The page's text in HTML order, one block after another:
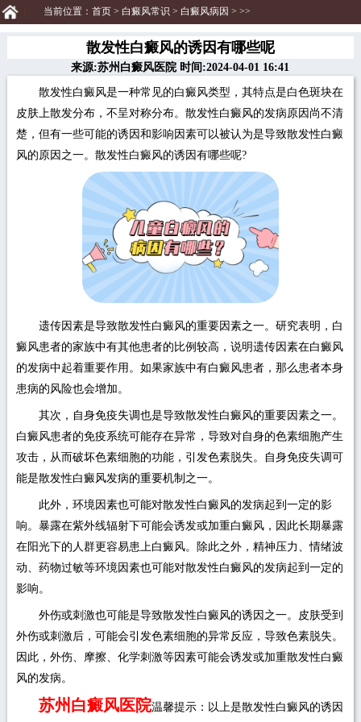
当前位置： 首页> 白癜风常识 > 白癜风病因 > >>
散发性白癜风的诱因有哪些呢
来源:苏州白癜风医院 时间:2024-04-01 16:41
散发性白癜风是一种常见的白癜风类型，其特点是白色斑块在
皮肤上散发分布，不呈对称分布。散发性白癜风的发病原因尚不清
楚，但有一些可能的诱因和影响因素可以被认为是导致散发性白癜
风的原因之一。散发性白癜风的诱因有哪些呢?
遗传因素是导致散发性白癜风的重要因素之一。研究表明，白
癜风患者的家族中有其他患者的比例较高，说明遗传因素在白癜风
的发病中起着重要作用。如果家族中有白癜风患者，那么患者本身
患病的风险也会增加。
其次，自身免疫失调也是导致散发性白癜风的重要因素之一。
白癜风患者的免疫系统可能存在异常，导致对自身的色素细胞产生
攻击，从而破坏色素细胞的功能，引发色素脱失。自身免疫失调可
能是散发性白癜风发病的重要机制之一。
此外，环境因素也可能对散发性白癜风的发病起到一定的影
响。暴露在紫外线辐射下可能会诱发或加重白癜风，因此长期暴露
在阳光下的人群更容易患上白癜风。除此之外，精神压力、情绪波
动、药物过敏等环境因素也可能对散发性白癜风的发病起到一定的
影响。
外伤或刺激也可能是导致散发性白癜风的诱因之一。皮肤受到
外伤或刺激后，可能会引发色素细胞的异常反应，导致色素脱失。
因此，外伤、摩擦、化学刺激等因素可能会诱发或加重散发性白癜
风的发病。
苏州白癜风医院温馨提示：以上是散发性白癜风的诱因